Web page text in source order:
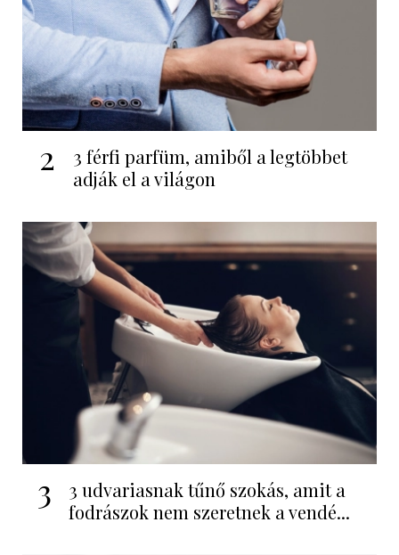
2
3 férfi parfüm, amiből a legtöbbet
adják el a világon
3
3 udvariasnak tűnő szokás, amit a
fodrászok nem szeretnek a vendé...